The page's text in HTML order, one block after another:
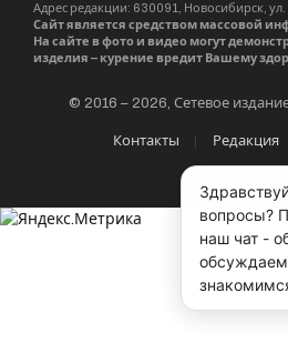
Адрес редакции: 630091, Новосибирск,
Сайт является средством массовой
На сайте в фото и видео могут
изделия – курение вредит Вашему
© 2016 – 2026, Сетевое
Контакты Редакция
вопросы?
наш чат -
обсуждаем